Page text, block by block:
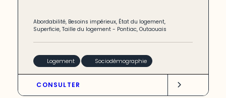
Abordabilité, Besoins impérieux, État du logement,
Superficie,Taille du logement - Pontiac,Outaouais
Logement Sociodémographie
CONSULTER